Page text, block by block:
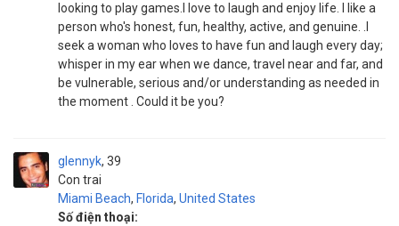
looking to play games.I love to laugh and enjoy life. I like a
person who's honest, fun, healthy, active, and genuine. .I
seek a woman who loves to have fun and laugh every day;
whisper in my ear when we dance, travel near and far, and
be vulnerable, serious and/or understanding as needed in
the moment . Could it be you?
glennyk
Con trai
39
Miami Beach, Florida, United States
Số điện thoại: